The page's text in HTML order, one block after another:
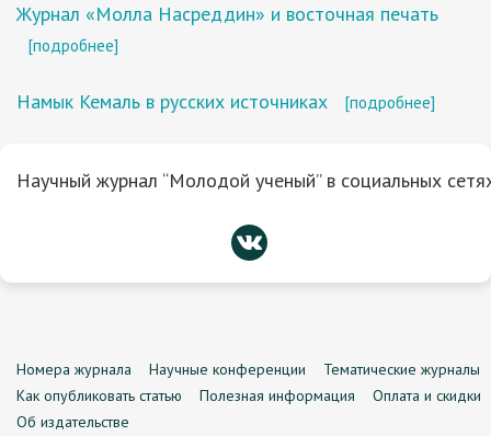
Журнал «Молла Насреддин» и восточная печать
[подробнее]
Намык Кемаль в русских источниках [подробнее]
Научный журнал “Молодой ученый” в социальных
Номера журнала Научные конференции
Тематические журналы
Как опубликовать статью
Полезная информация
Оплата и скидки
Об издательстве